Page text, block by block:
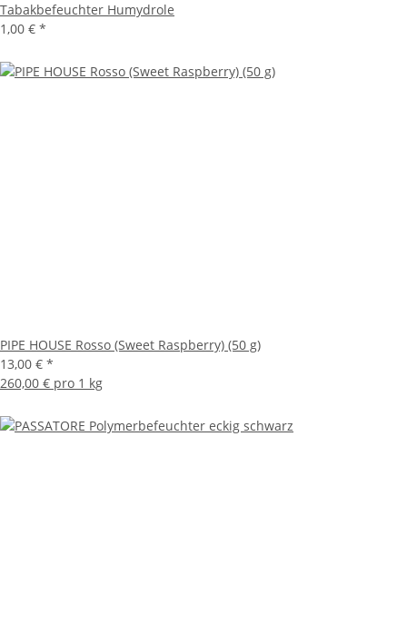
Tabakbefeuchter Humydrole
1,00 € *
PIPE HOUSE Rosso (Sweet Raspberry) (50 g)
13,00 € *
260,00 € pro 1 kg